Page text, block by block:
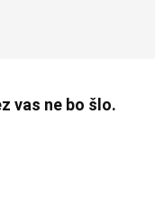
vas ne bo šlo.